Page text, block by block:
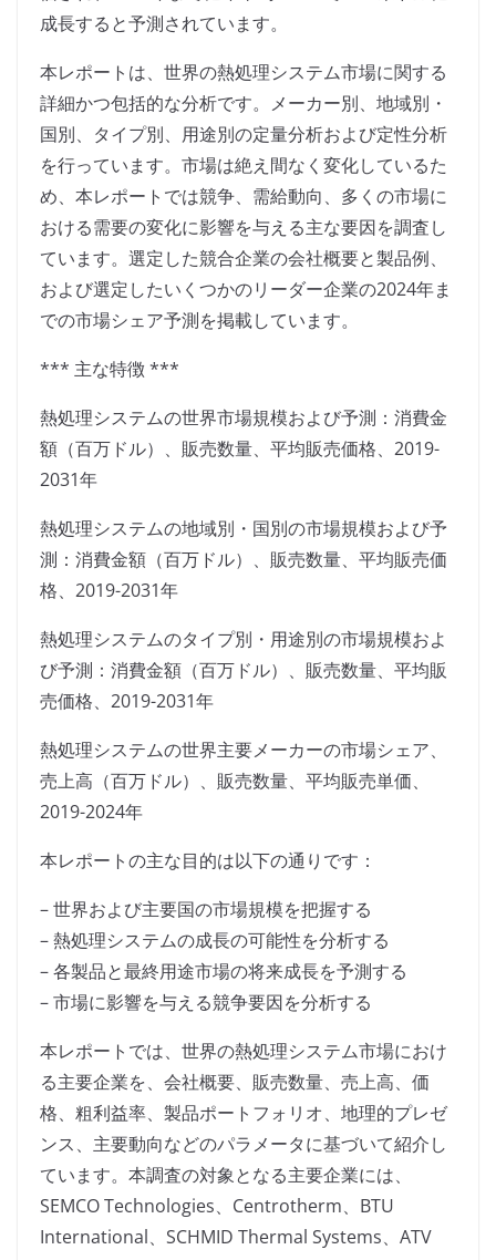
成長すると予測されています。
本レポートは、世界の熱処理システム市場に関する
詳細かつ包括的な分析です。メーカー別、地域別・
国別、タイプ別、用途別の定量分析および定性分析
を行っています。市場は絶え間なく変化しているた
め、本レポートでは競争、需給動向、多くの市場に
おける需要の変化に影響を与える主な要因を調査し
ています。選定した競合企業の会社概要と製品例、
および選定したいくつかのリーダー企業の2024年ま
での市場シェア予測を掲載しています。
*** 主な特徴 ***
熱処理システムの世界市場規模および予測：消費金
額（百万ドル）、販売数量、平均販売価格、2019-
2031年
熱処理システムの地域別・国別の市場規模および予
測：消費金額（百万ドル）、販売数量、平均販売価
格、2019-2031年
熱処理システムのタイプ別・用途別の市場規模およ
び予測：消費金額（百万ドル）、販売数量、平均販
売価格、2019-2031年
熱処理システムの世界主要メーカーの市場シェア、
売上高（百万ドル）、販売数量、平均販売単価、
2019-2024年
本レポートの主な目的は以下の通りです：
– 世界および主要国の市場規模を把握する
– 熱処理システムの成長の可能性を分析する
– 各製品と最終用途市場の将来成長を予測する
– 市場に影響を与える競争要因を分析する
本レポートでは、世界の熱処理システム市場におけ
る主要企業を、会社概要、販売数量、売上高、価
格、粗利益率、製品ポートフォリオ、地理的プレゼ
ンス、主要動向などのパラメータに基づいて紹介し
ています。本調査の対象となる主要企業には、
SEMCO Technologies、Centrotherm、BTU
International、SCHMID Thermal Systems、ATV